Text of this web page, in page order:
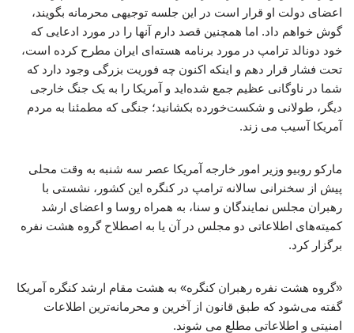
اعضای دولت او قرار است در این جلسه توجیهی محرمانه بگویند،
گوش خواهم داد. اما همچنین قصد دارم آنها را در مورد ادعایی که
خود دونالد ترامپ در مورد برنامه هسته‌ای ایران مطرح کرده است،
تحت فشار قرار دهم و اینکه اکنون چه فوریت بزرگی وجود دارد که
شما در ناوگانی عظیم جمع شده‌اید و آمریکا را به یک جنگ خارجی
دیگر، طولانی و شکست‌خورده بکشانید؛ جنگی که مطمئنا به مردم
آمریکا آسیب می زند.
مارکو روبیو وزیر امور خارجه آمریکا عصر سه شنبه به وقت محلی
پیش از سخنرانی سالانه ترامپ در کنگره این کشور، نشستی با
رهبران مجلس نمایندگان و سنا، به همراه روسا و اعضای ارشد
کمیته‌های اطلاعاتی دو مجلس در آن یا به اصطلاح گروه هشت نفره
برگزار کرد.
«گروه هشت ‌نفره رهبران کنگره» به هشت مقام ارشد کنگره آمریکا
گفته می‌شود که طبق قانون از آخرین و محرمانه‌ترین اطلاعات
امنیتی و اطلاعاتی مطلع می شوند.